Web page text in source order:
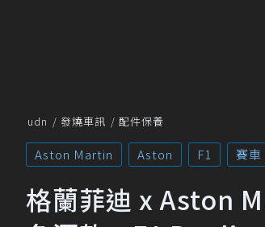
udn 發燒車訊 配件保養
Aston Martin Aston F1 賽車
格蘭菲迪 x Aston